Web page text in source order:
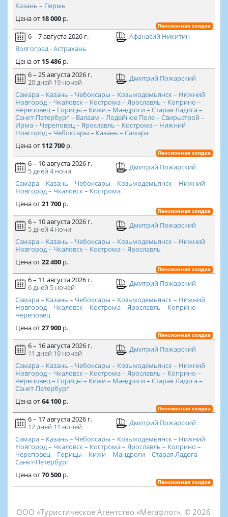
Казань – Пермь
Ценаот 18 000р.
Пенсионная скидка
6 – 7 августа 2026 г.
Афанасий Никитин
Волгоград - Астрахань
Ценаот 15 486р.
6 – 25 августа 2026 г.
20 дней 19 ночей
Дмитрий Пожарский
Самара – Казань – Чебоксары – Козьмодемьянск – Нижний
Новгород – Чкаловск – Кострома – Ярославль – Коприно –
Череповец – Горицы – Кижи – Мандроги – Старая Ладога –
Санкт-Петербург – Валаам – Лодейное Поле – Свирьстрой –
Ирма – Череповец – Ярославль – Кострома – Нижний
Новгород – Чебоксары – Казань – Самара
Ценаот 112 700р.
Пенсионная скидка
6 – 10 августа 2026 г.
5 дней 4 ночи
Дмитрий Пожарский
Самара – Казань – Чебоксары – Козьмодемьянск – Нижний
Новгород – Чкаловск – Кострома
Ценаот21 700р.
Пенсионная скидка
6 – 10 августа 2026 г.
5 дней 4 ночи
Дмитрий Пожарский
Самара – Казань – Чебоксары – Козьмодемьянск – Нижний
Новгород – Чкаловск – Кострома – Ярославль
Ценаот22 400р.
Пенсионная скидка
6 – 11 августа 2026 г.
6 дней 5 ночей
Дмитрий Пожарский
Самара – Казань – Чебоксары – Козьмодемьянск – Нижний
Новгород – Чкаловск – Кострома – Ярославль – Коприно –
Череповец
Ценаот27 900р.
Пенсионная скидка
6 – 16 августа 2026 г.
11 дней 10 ночей
Дмитрий Пожарский
Самара – Казань – Чебоксары – Козьмодемьянск – Нижний
Новгород – Чкаловск – Кострома – Ярославль – Коприно –
Череповец – Горицы – Кижи – Мандроги – Старая Ладога –
Санкт-Петербург
Ценаот64 100р.
Пенсионная скидка
6 – 17 августа 2026 г.
12 дней 11 ночей
Дмитрий Пожарский
Самара – Казань – Чебоксары – Козьмодемьянск – Нижний
Новгород – Чкаловск – Кострома – Ярославль – Коприно –
Череповец – Горицы – Кижи – Мандроги – Старая Ладога –
Санкт-Петербург
Ценаот70 500р.
Пенсионная скидка
ООО «Туристическое Агентство «Мегафлот», © 2026